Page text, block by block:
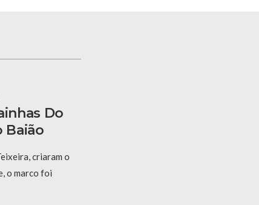
Do
Baião
criaram o
o marco foi